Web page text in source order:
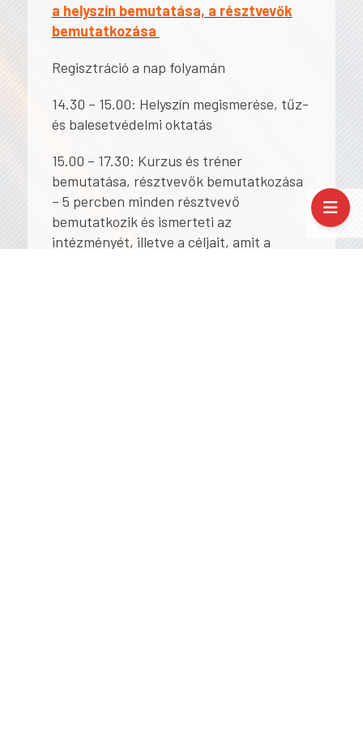
a helyszín bemutatása, a résztvevők
bemutatkozása
Regisztráció a nap folyamán
14.30 – 15.00: Helyszín megismerése, tűz-
és balesetvédelmi oktatás
15.00 – 17.30: Kurzus és tréner
bemutatása, résztvevők bemutatkozása
– 5 percben minden résztvevő
bemutatkozik és ismerteti az
intézményét, illetve a céljait, amit a